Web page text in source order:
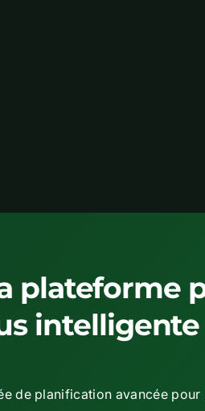
plateforme
intelligente
de planification avancée